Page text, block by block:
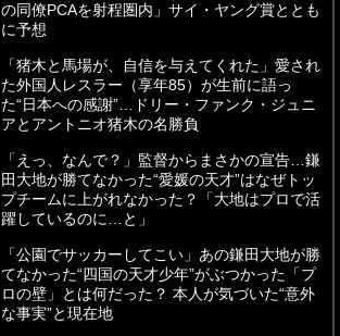
の同僚PCAを射程圏内」サイ・ヤング賞ととも
に予想
「猪木と馬場が、自信を与えてくれた」愛され
た外国人レスラー（享年85）が生前に語っ
た“日本への感謝”…ドリー・ファンク・ジュニ
アとアントニオ猪木の名勝負
「えっ、なんで？」監督からまさかの宣告…鎌
田大地が勝てなかった“愛媛の天才”はなぜトッ
プチームに上がれなかった？「大地はプロで活
躍しているのに…と」
「公園でサッカーしてこい」あの鎌田大地が勝
てなかった“四国の天才少年”がぶつかった「プ
ロの壁」とは何だった？ 本人が気づいた“意外
な事実”と現在地